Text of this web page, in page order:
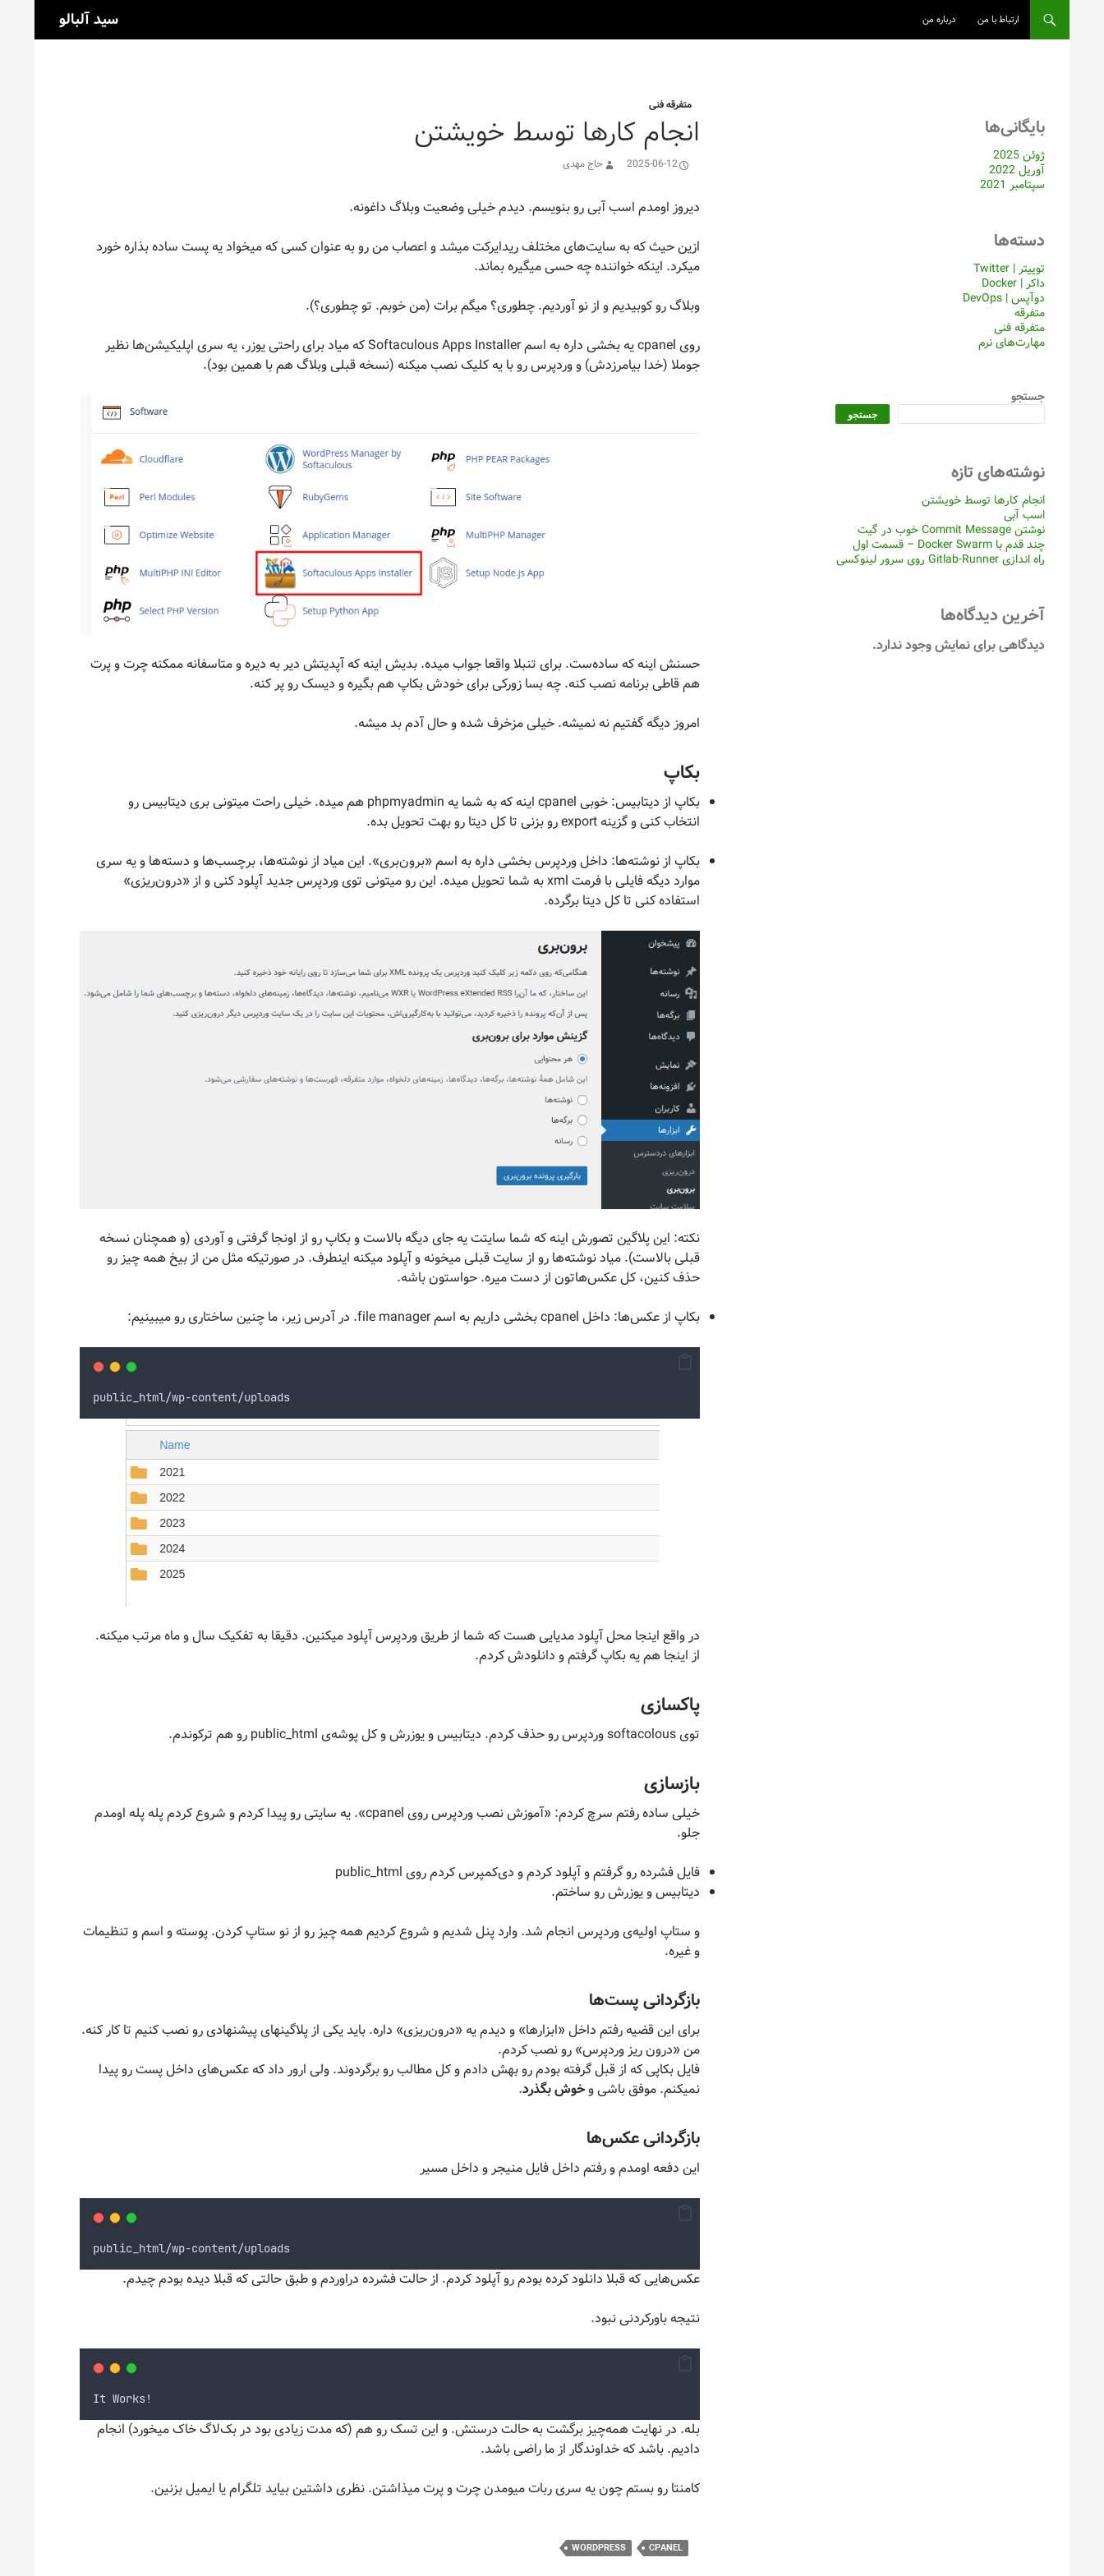
سید آلبالو ارتباط با من درباره من
متفرقه فنی
انجام کارها توسط خویشتن
2025-06-12 حاج مهدی
دیروز اومدم اسب آبی رو بنویسم. دیدم خیلی وضعیت وبلاگ داغونه.
ازین حیث که به سایت‌های مختلف ریدایرکت میشد و اعصاب من رو به عنوان کسی که میخواد یه پست ساده بذاره خورد
میکرد. اینکه خواننده چه حسی میگیره بماند.
وبلاگ رو کوبیدیم و از نو آوردیم. چطوری؟ میگم برات (من خوبم. تو چطوری؟).
روی cpanel یه بخشی داره به اسم Softaculous Apps Installer که میاد برای راحتی یوزر، یه سری اپلیکیشن‌ها نظیر
جوملا (خدا بیامرزدش) و وردپرس رو با یه کلیک نصب میکنه (نسخه قبلی وبلاگ هم با همین بود).
حسنش اینه که ساده‌ست. برای تنبلا واقعا جواب میده. بدیش اینه که آپدیتش دیر به دیره و متاسفانه ممکنه چرت و پرت
هم قاطی برنامه نصب کنه. چه بسا زورکی برای خودش بکاپ هم بگیره و دیسک رو پر کنه.
امروز دیگه گفتیم نه نمیشه. خیلی مزخرف شده و حال آدم بد میشه.
بکاپ
بکاپ از دیتابیس: خوبی cpanel اینه که به شما یه phpmyadmin هم میده. خیلی راحت میتونی بری دیتابیس رو
انتخاب کنی و گزینه export رو بزنی تا کل دیتا رو بهت تحویل بده.
بکاپ از نوشته‌ها: داخل وردپرس بخشی داره به اسم «برون‌بری». این میاد از نوشته‌ها،‌ برچسب‌ها و دسته‌ها و یه سری
موارد دیگه فایلی با فرمت xml به شما تحویل میده. این رو میتونی توی وردپرس جدید آپلود کنی و از «درون‌ریزی»
استفاده کنی تا کل دیتا برگرده.
نکته: این پلاگین تصورش اینه که شما سایتت یه جای دیگه بالاست و بکاپ رو از اونجا گرفتی و آوردی (و همچنان نسخه
قبلی بالاست). میاد نوشته‌ها رو از سایت قبلی میخونه و آپلود میکنه اینطرف. در صورتیکه مثل من از بیخ همه چیز رو
حذف کنین، کل عکس‌هاتون از دست میره. حواستون باشه.
بکاپ از عکس‌ها: داخل cpanel بخشی داریم به اسم file manager. در آدرس زیر، ما چنین ساختاری رو میبینیم:
public_html/wp-content/uploads
در واقع اینجا محل آپلود مدیایی هست که شما از طریق وردپرس آپلود میکنین. دقیقا به تفکیک سال و ماه مرتب میکنه.
از اینجا هم یه بکاپ گرفتم و دانلودش کردم.
پاکسازی
توی softacolous وردپرس رو حذف کردم. دیتابیس و یوزرش و کل پوشه‌ی public_html رو هم ترکوندم.
بازسازی
خیلی ساده رفتم سرچ کردم: «آموزش نصب وردپرس روی cpanel». یه سایتی رو پیدا کردم و شروع کردم پله پله اومدم
جلو.
فایل فشرده رو گرفتم و آپلود کردم و دی‌کمپرس کردم روی public_html
دیتابیس و یوزرش رو ساختم.
و ستاپ اولیه‌ی وردپرس انجام شد. وارد پنل شدیم و شروع کردیم همه چیز رو از نو ستاپ کردن. پوسته و اسم و تنظیمات
و غیره.
بازگردانی پست‌ها
برای این قضیه رفتم داخل «ابزارها» و دیدم یه «درون‌ریزی» داره. باید یکی از پلاگینهای پیشنهادی رو نصب کنیم تا کار کنه.
من «درون ریز وردپرس» رو نصب کردم.
فایل بکاپی که از قبل گرفته بودم رو بهش دادم و کل مطالب رو برگردوند. ولی ارور داد که عکس‌های داخل پست رو پیدا
نمیکنم. موفق باشی وخوش بگذرد.
بازگردانی عکس‌ها
این دفعه اومدم و رفتم داخل فایل منیجر و داخل مسیر
public_html/wp-content/uploads
عکس‌هایی که قبلا دانلود کرده بودم رو آپلود کردم. از حالت فشرده دراوردم و طبق حالتی که قبلا دیده بودم چیدم.
نتیجه باورکردنی نبود.
It Works!
بله. در نهایت همه‌چیز برگشت به حالت درستش. و این تسک رو هم (که مدت زیادی بود در بک‌لاگ خاک میخورد) انجام
دادیم. باشد که خداوندگار از ما راضی باشد.
کامنتا رو بستم چون یه سری ربات میومدن چرت و پرت میذاشتن. نظری داشتین بیاید تلگرام یا ایمیل بزنین.
CPANEL
WORDPRESS
بایگانی‌ها
ژوئن 2025
آوریل 2022
سپتامبر 2021
دسته‌ها
توییتر | Twitter
داکر | Docker
دوآپس | DevOps
متفرقه
متفرقه فنی
مهارت‌های نرم
جستجو
جستجو
نوشته‌های تازه
انجام کارها توسط خویشتن
اسب آبی
نوشتن Commit Message خوب در گیت
چند قدم با Docker Swarm – قسمت اول
راه اندازی Gitlab-Runner روی سرور لینوکسی
آخرین دیدگاه‌ها
دیدگاهی برای نمایش وجود ندارد.